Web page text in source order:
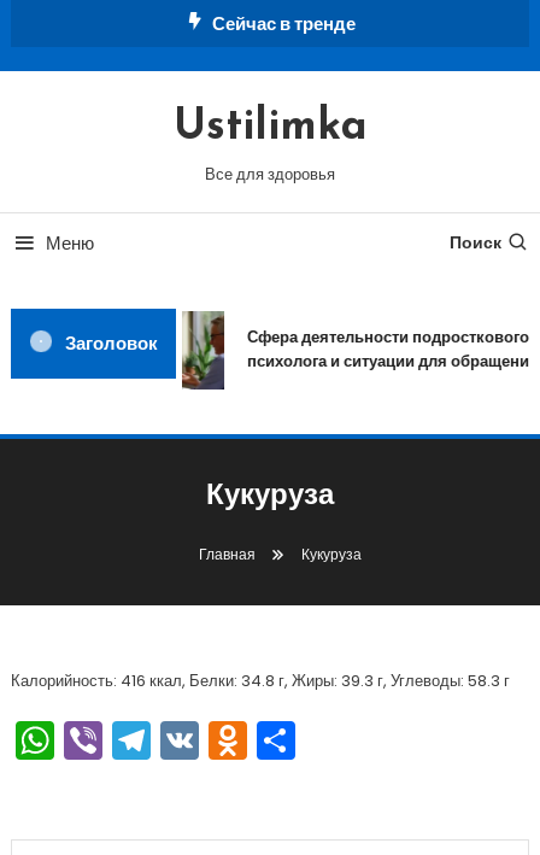
Сейчас в тренде
Ustilimka
Все для здоровья
Меню Поиск
Заголовок
Сфера деятельности подросткового
психолога и ситуации для обращения
Кукуруза
Главная Кукуруза
Калорийность: 416 ккал, Белки: 34.8 г, Жиры: 39.3 г, Углеводы: 58.3 г
WhatsApp
ViberTelegram
VKOdnoklassniki
Отправить